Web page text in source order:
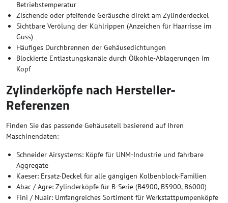
Betriebstemperatur
Zischende oder pfeifende Geräusche direkt am Zylinderdeckel
Sichtbare Verölung der Kühlrippen (Anzeichen für Haarrisse im
Guss)
Häufiges Durchbrennen der Gehäusedichtungen
Blockierte Entlastungskanäle durch Ölkohle-Ablagerungen im
Kopf
Zylinderköpfe nach Hersteller-
Referenzen
Finden Sie das passende Gehäuseteil basierend auf Ihren
Maschinendaten:
Schneider Airsystems: Köpfe für UNM-Industrie und fahrbare
Aggregate
Kaeser: Ersatz-Deckel für alle gängigen Kolbenblock-Familien
Abac / Agre: Zylinderköpfe für B-Serie (B4900, B5900, B6000)
Fini / Nuair: Umfangreiches Sortiment für Werkstattpumpenköpfe